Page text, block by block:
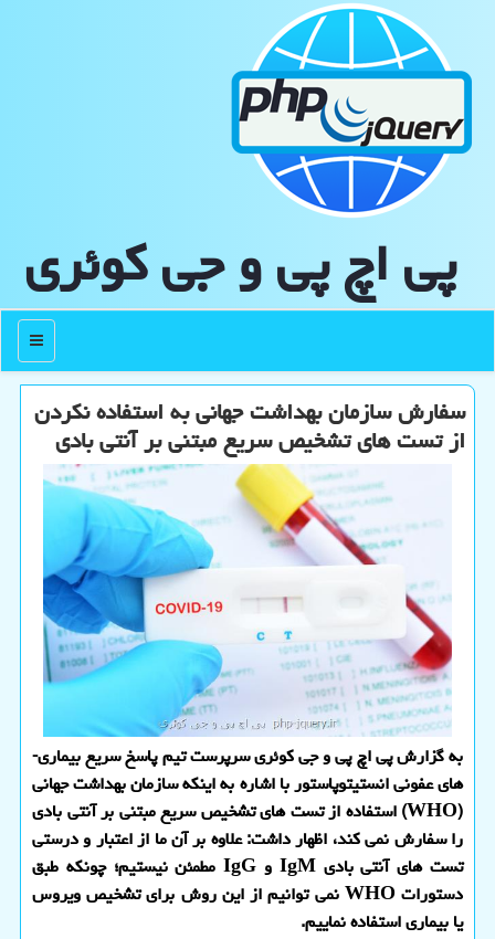
پی اچ پی و جی كوئری
منو
سفارش سازمان بهداشت جهانی به استفاده نكردن
از تست­ های تشخیص سریع مبتنی بر آنتی­ بادی
به گزارش پی اچ پی و جی كوئری سرپرست تیم پاسخ سریع بیماری­
های عفونی انستیتوپاستور با اشاره به اینكه سازمان بهداشت جهانی
(WHO) استفاده از تست­ های تشخیص سریع مبتنی بر آنتی­ بادی
را سفارش نمی­ كند، اظهار داشت: علاوه بر آن ما از اعتبار و درستی
تست­ های آنتی­ بادی IgM و IgG مطمئن نیستیم؛ چونكه طبق
دستورات WHO نمی­ توانیم از این روش برای تشخیص ویروس
یا بیماری استفاده نماییم.